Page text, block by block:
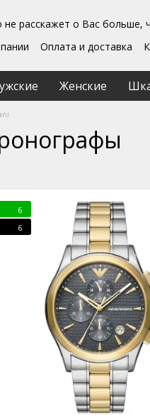
не расскажет о Вас больше,
Оплата и доставка
соглашение
Женские
6
6